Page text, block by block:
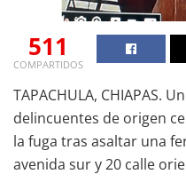
511
COMPARTIDOS
TAPACHULA, CHIAPAS.
delincuentes de origen
la fuga tras asaltar una
avenida sur y 20 calle